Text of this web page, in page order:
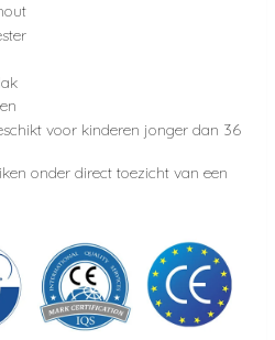
voor kinderen jonger dan 36
onder direct toezicht van een